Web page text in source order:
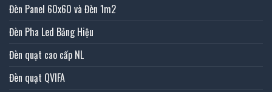
Đèn Panel 60x60 và Đèn 1m2
Đèn Pha Led Bảng Hiệu
Đèn quạt cao cấp NL
Đèn quạt QVIFA